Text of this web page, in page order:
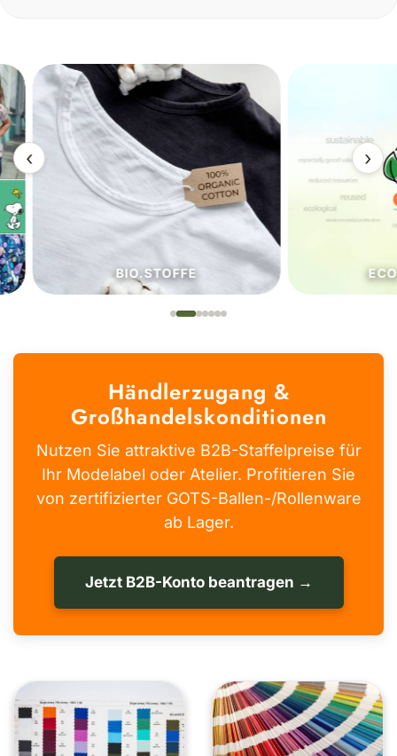
‹
BIO.STOFFE
›
Händlerzugang &
Großhandelskonditionen
Nutzen Sie attraktive B2B-Staffelpreise für
Ihr Modelabel oder Atelier. Profitieren Sie
von zertifizierter GOTS-Ballen-/Rollenware
ab Lager.
Jetzt B2B-Konto beantragen →